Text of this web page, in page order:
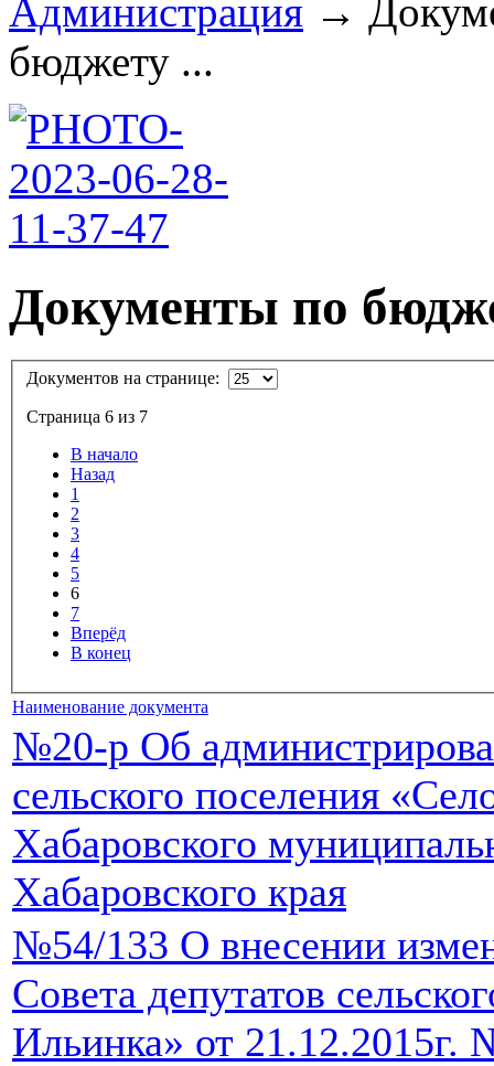
Администрация →
бюджету ...
Документы по
Документов на странице:
Страница 6 из 7
В начало
Назад
1
2
3
4
5
6
7
Вперёд
В конец
Наименование документа
№20-р Об
сельского поселения
Хабаровского
Хабаровского края
№54/133 О внесении
Совета депутатов
Ильинка» от 21.12.2015г.